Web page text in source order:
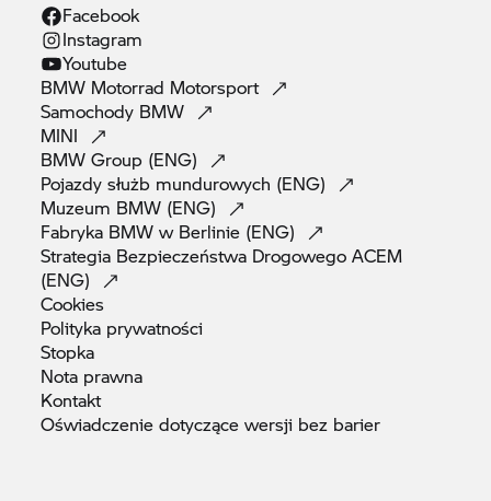
Facebook
Instagram
Youtube
BMW Motorrad Motorsport
Samochody BMW
MINI
BMW Group (ENG)
Pojazdy służb mundurowych (ENG)
Muzeum BMW (ENG)
Fabryka BMW w Berlinie (ENG)
Strategia Bezpieczeństwa Drogowego ACEM
(ENG)
Cookies
Polityka prywatności
Stopka
Nota prawna
Kontakt
Oświadczenie dotyczące wersji bez barier